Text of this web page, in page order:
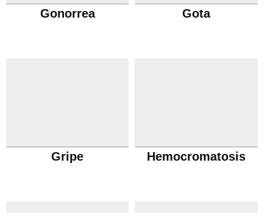
Gonorrea Gota
Gripe Hemocromatosis